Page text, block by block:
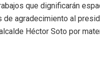
que dignificarán
de agradecimiento al
Héctor Soto por